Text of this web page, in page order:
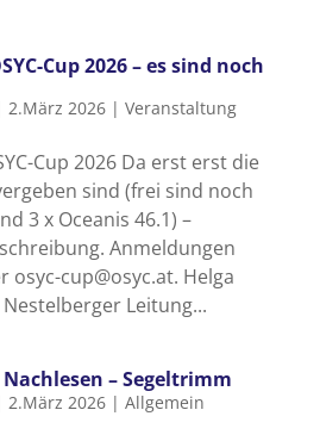
Cup 2026 – es sind noch
2.März 2026| Veranstaltung
Cup 2026 Da erst erst die
sind (frei sind noch
3 x Oceanis 46.1) –
Anmeldungen
cup@osyc.at. Helga
Leitung...
– Segeltrimm
2.März 2026| Allgemein